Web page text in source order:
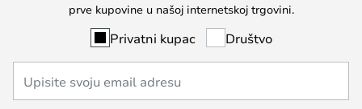
prve kupovine u našoj internetskoj trgovini.
Privatni kupac Društvo